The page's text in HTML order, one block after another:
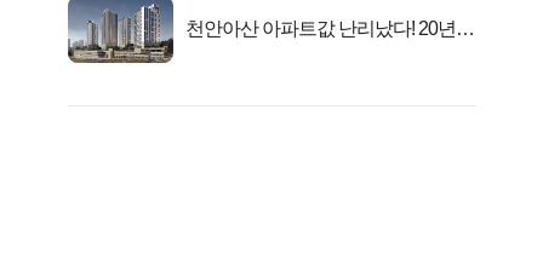
천안아산 아파트값 난리났다! 20년